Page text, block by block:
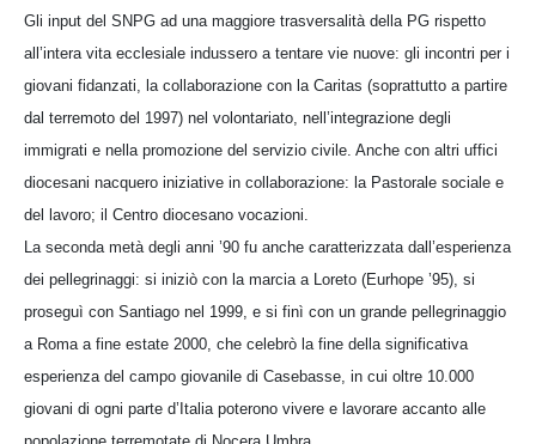
Gli input del SNPG ad una maggiore trasversalità della PG rispetto
all’intera vita ecclesiale indussero a tentare vie nuove: gli incontri per i
giovani fidanzati, la collaborazione con la Caritas (soprattutto a partire
dal terremoto del 1997) nel volontariato, nell’integrazione degli
immigrati e nella promozione del servizio civile. Anche con altri uffici
diocesani nacquero iniziative in collaborazione: la Pastorale sociale e
del lavoro; il Centro diocesano vocazioni.
La seconda metà degli anni ’90 fu anche caratterizzata dall’esperienza
dei pellegrinaggi: si iniziò con la marcia a Loreto (Eurhope ’95), si
proseguì con Santiago nel 1999, e si finì con un grande pellegrinaggio
a Roma a fine estate 2000, che celebrò la fine della significativa
esperienza del campo giovanile di Casebasse, in cui oltre 10.000
giovani di ogni parte d’Italia poterono vivere e lavorare accanto alle